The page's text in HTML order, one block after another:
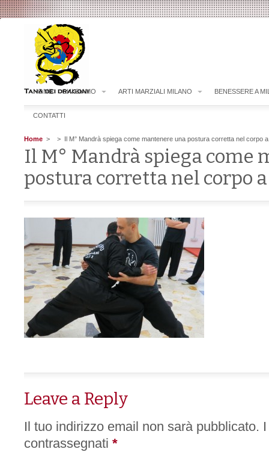
HOME CHI SIAMO ARTI MARZIALI MILANO BENESSERE A
CONTATTI
Home > > Il M° Mandrà spiega come mantenere una postura corretta nel corpo
Il M° Mandrà spiega come
postura corretta nel corpo
Leave a Reply
Il tuo indirizzo email non sarà pubblicato.
contrassegnati *